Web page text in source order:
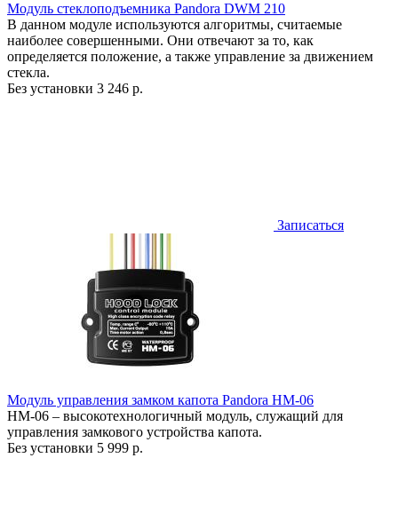
Модуль стеклоподъемника Pandora DWM 210
В данном модуле используются алгоритмы, считаемые
наиболее совершенными. Они отвечают за то, как
определяется положение, а также управление за движением
стекла.
Без установки 3 246 р.
Записаться
Модуль управления замком капота Pandora HM-06
HM-06 – высокотехнологичный модуль, служащий для
управления замкового устройства капота.
Без установки 5 999 р.